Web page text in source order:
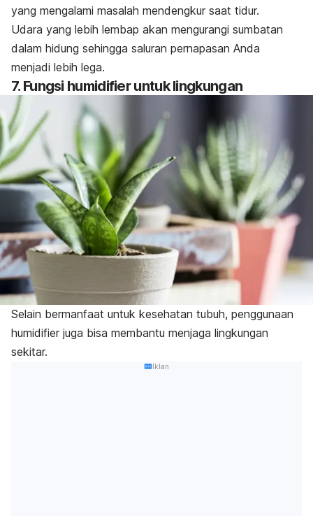
yang mengalami masalah mendengkur saat tidur.
Udara yang lebih lembap akan mengurangi sumbatan
dalam hidung sehingga saluran pernapasan Anda
menjadi lebih lega.
7. Fungsi humidifieruntuk lingkungan
Selain bermanfaat untuk kesehatan tubuh, penggunaan
humidifier juga bisa membantu menjaga lingkungan
sekitar.
Iklan